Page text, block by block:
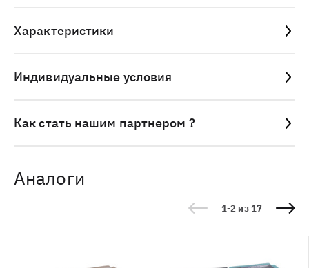
Характеристики
Индивидуальные условия
Как стать нашим партнером ?
Аналоги
1-2 из 17